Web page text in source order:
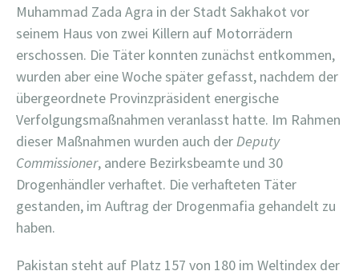
Muhammad Zada Agra in der Stadt Sakhakot vor
seinem Haus von zwei Killern auf Motorrädern
erschossen. Die Täter konnten zunächst entkommen,
wurden aber eine Woche später gefasst, nachdem der
übergeordnete Provinzpräsident energische
Verfolgungsmaßnahmen veranlasst hatte. Im Rahmen
dieser Maßnahmen wurden auch derDeputy
Commissioner, andere Bezirksbeamte und 30
Drogenhändler verhaftet. Die verhafteten Täter
gestanden, im Auftrag der Drogenmafia gehandelt zu
haben.
Pakistan steht auf Platz 157 von 180 im Weltindex der